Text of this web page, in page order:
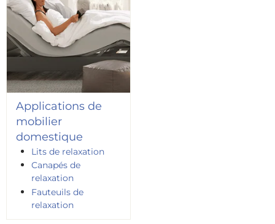
Applications de
mobilier
domestique
Lits de relaxation
Canapés de
relaxation
Fauteuils de
relaxation